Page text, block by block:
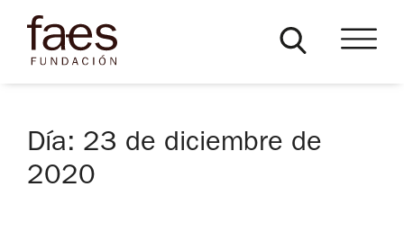
Día: 23 de diciembre de
2020